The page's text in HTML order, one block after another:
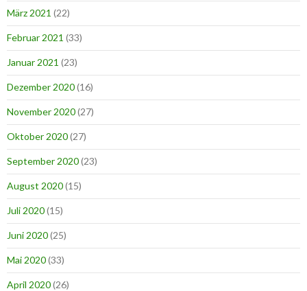
März 2021 (22)
Februar 2021 (33)
Januar 2021 (23)
Dezember 2020(16)
November 2020(27)
Oktober 2020(27)
September 2020(23)
August 2020(15)
Juli 2020(15)
Juni 2020(25)
Mai 2020(33)
April 2020(26)